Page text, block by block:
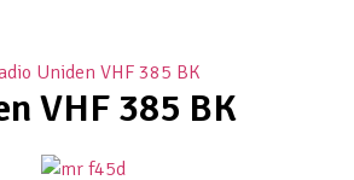
VHF 385 BK